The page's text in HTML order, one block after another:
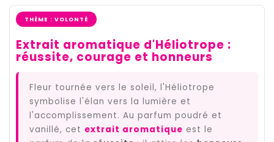
THÈME : VOLONTÉ
Extrait aromatique d'Héliotrope :
réussite, courage et honneurs
Fleur tournée vers le soleil, l'Héliotrope
symbolise l'élan vers la lumière et
l'accomplissement. Au parfum poudré et
vanillé, cet extrait aromatique est le